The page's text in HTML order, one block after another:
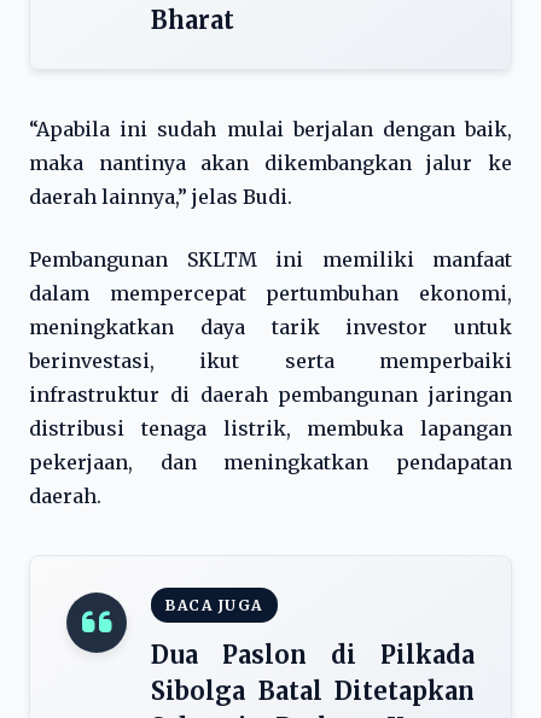
Bharat
“Apabila ini sudah mulai berjalan dengan baik,
maka nantinya akan dikembangkan jalur ke
daerah lainnya,” jelas Budi.
Pembangunan SKLTM ini memiliki manfaat
dalam mempercepat pertumbuhan ekonomi,
meningkatkan daya tarik investor untuk
berinvestasi, ikut serta memperbaiki
infrastruktur di daerah pembangunan jaringan
distribusi tenaga listrik, membuka lapangan
pekerjaan, dan meningkatkan pendapatan
daerah.
BACA JUGA
Dua Paslon di Pilkada
Sibolga Batal Ditetapkan